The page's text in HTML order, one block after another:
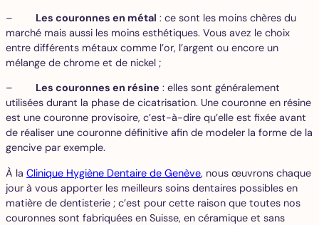
– Les couronnes en métal : ce sont les moins chères du
marché mais aussi les moins esthétiques. Vous avez le choix
entre différents métaux comme l’or, l’argent ou encore un
mélange de chrome et de nickel ;
– Les couronnes en résine : elles sont généralement
utilisées durant la phase de cicatrisation. Une couronne en résine
est une couronne provisoire, c’est-à-dire qu’elle est fixée avant
de réaliser une couronne définitive afin de modeler la forme de la
gencive par exemple.
À la Clinique Hygiène Dentaire de Genève, nous œuvrons chaque
jour à vous apporter les meilleurs soins dentaires possibles en
matière de dentisterie ; c’est pour cette raison que toutes nos
couronnes sont fabriquées en Suisse, en céramique et sans